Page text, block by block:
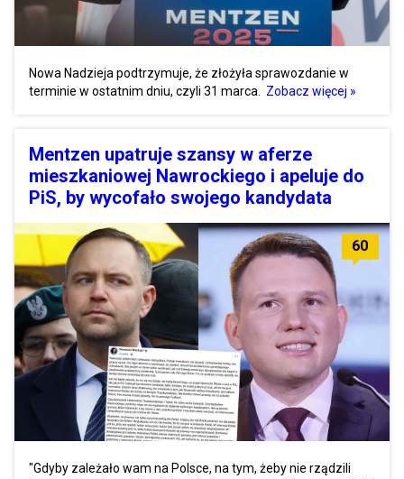
Nowa Nadzieja podtrzymuje, że złożyła sprawozdanie w
terminie w ostatnim dniu, czyli 31 marca. Zobacz więcej »
Mentzen upatruje szansy w aferze
mieszkaniowej Nawrockiego i apeluje do
PiS, by wycofało swojego kandydata
60
"Gdyby zależało wam na Polsce, na tym, żeby nie rządzili